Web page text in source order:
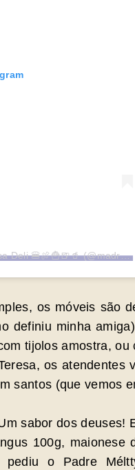
Uma publicação compartilhada por Madre Teresa Deli 🍔🍖🍟🍺🥤 (@madreteresadeli)
os móveis são
definiu minha
tijolos amostra, ou
os atendentes
santos (que vemos
sabor dos deuses!
100g, maionese
pediu o Padre